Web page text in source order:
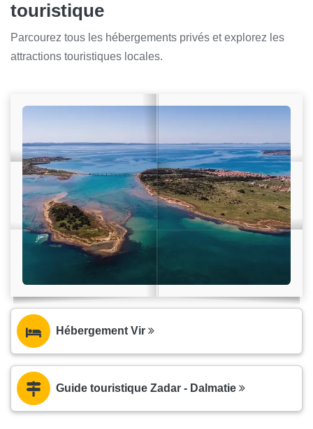
touristique
Parcourez tous les hébergements privés et explorez les
attractions touristiques locales.
Hébergement Vir
Guide touristique Zadar - Dalmatie